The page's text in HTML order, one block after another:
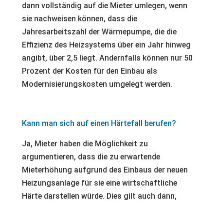
dann vollständig auf die Mieter umlegen, wenn
sie nachweisen können, dass die
Jahresarbeitszahl der Wärmepumpe, die die
Effizienz des Heizsystems über ein Jahr hinweg
angibt, über 2,5 liegt. Andernfalls können nur 50
Prozent der Kosten für den Einbau als
Modernisierungskosten umgelegt werden.
Kann man sich auf einen Härtefall berufen?
Ja, Mieter haben die Möglichkeit zu
argumentieren, dass die zu erwartende
Mieterhöhung aufgrund des Einbaus der neuen
Heizungsanlage für sie eine wirtschaftliche
Härte darstellen würde. Dies gilt auch dann,